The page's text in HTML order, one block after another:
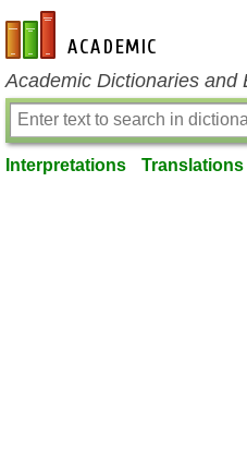
en-academic.com
Academic Dictionaries and
Interpretations Translations